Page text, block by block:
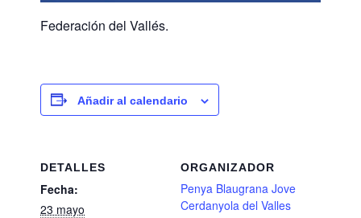
Federación del Vallés.
Añadir al calendario
DETALLES
Fecha:
23 mayo
ORGANIZADOR
Penya Blaugrana Jove
Cerdanyola del Valles